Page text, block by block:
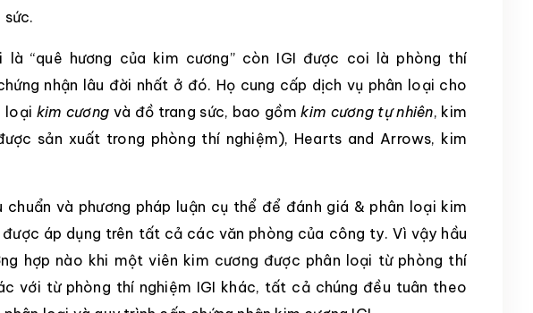
“quê hương của kim cương” còn IGI được coi là phòng thí
nhận lâu đời nhất ở đó. Họ cung cấp dịch vụ phân loại cho
loại kim cươngvà đồ trang sức, bao gồmkim cương tự nhiên, kim
sản xuất trong phòng thí nghiệm), Hearts and Arrows, kim
chuẩn và phương pháp luận cụ thể để đánh giá & phân loại kim
áp dụng trên tất cả các văn phòng của công ty. Vì vậy hầu
hợp nào khi một viên kim cương được phân loại từ phòng thí
với từ phòng thí nghiệm IGI khác, tất cả chúng đều tuân theo